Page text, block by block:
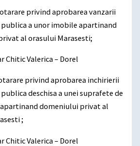
privind aprobarea vanzarii
a unor imobile apartinand
al orasului Marasesti;
Valerica – Dorel
privind aprobarea inchirierii
deschisa a unei suprafete de
domeniului privat al
;
Valerica – Dorel